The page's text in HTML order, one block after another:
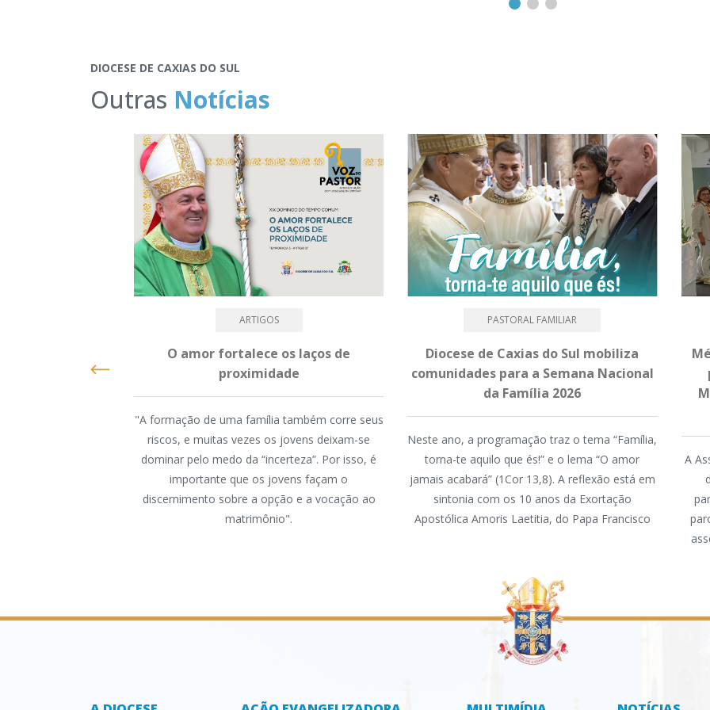
DIOCESE DE CAXIAS DO SUL
Outras Notícias
ARTIGOS
O amor fortalece os laços de
proximidade
"A formação de uma família também corre seus
riscos, e muitas vezes os jovens deixam-se
dominar pelo medo da “incerteza”. Por isso, é
importante que os jovens façam o
discernimento sobre a opção e a vocação ao
matrimônio".
PASTORAL FAMILIAR
Diocese de Caxias do Sul mobiliza
comunidades para a Semana Nacional
da Família 2026
Neste ano, a programação traz o tema “Família,
torna-te aquilo que és!” e o lema “O amor
jamais acabará” (1Cor 13,8). A reflexão está em
sintonia com os 10 anos da Exortação
Apostólica Amoris Laetitia, do Papa Francisco
A